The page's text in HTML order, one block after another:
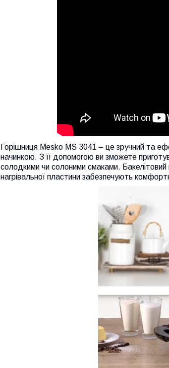
Горішниця Mesko MS 3041 – це зручний та
начинкою. З її допомогою ви зможете
солодкими чи солоними смаками. Бакелітовий
нагрівальної пластини забезпечують